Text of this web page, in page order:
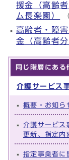
援金（高齢
ム長楽園）
高齢者・障
金（高齢者分
同じ階層にある
介護サービス
概要・お知ら
介護サービス
更新、指定内
指定事業者に